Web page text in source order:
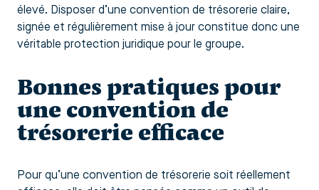
élevé. Disposer d’une convention de trésorerie claire,
signée et régulièrement mise à jour constitue donc une
véritable protection juridique pour le groupe.
Bonnes pratiques pour
une convention de
trésorerie efficace
Pour qu’une convention de trésorerie soit réellement